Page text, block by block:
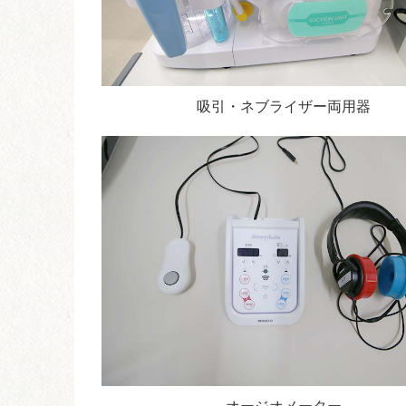
吸引・ネブライザー両用器